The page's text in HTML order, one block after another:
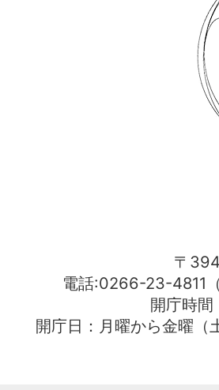
〒
電話:0266-23-4811
開庁時
開庁日：月曜から金曜（